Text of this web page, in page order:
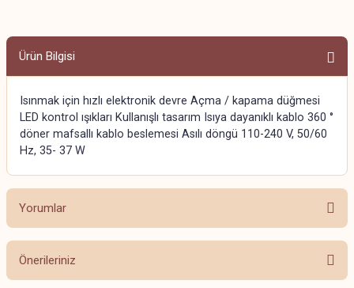
Ürün Bilgisi
Isınmak için hızlı elektronik devre Açma / kapama düğmesi
LED kontrol ışıkları Kullanışlı tasarım Isıya dayanıklı kablo 360 °
döner mafsallı kablo beslemesi Asılı döngü 110-240 V, 50/60
Hz, 35- 37 W
Yorumlar
Bu ürüne ilk yorumu siz yapın!
Önerileriniz